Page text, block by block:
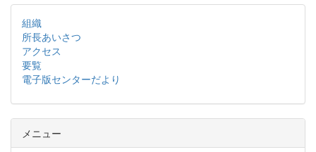
組織
所長あいさつ
アクセス
要覧
電子版センターだより
メニュー